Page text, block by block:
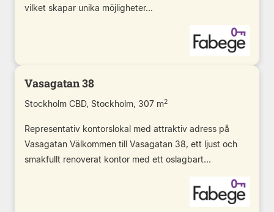
vilket skapar unika möjligheter...
Vasagatan 38
Stockholm CBD, Stockholm, 307 m2
Representativ kontorslokal med attraktiv adress på
Vasagatan Välkommen till Vasagatan 38, ett ljust och
smakfullt renoverat kontor med ett oslagbart...